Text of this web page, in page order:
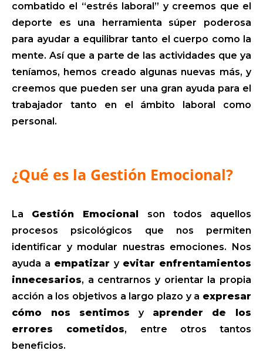
combatido el “estrés laboral” y creemos que el
deporte es una herramienta súper poderosa
para ayudar a equilibrar tanto el cuerpo como la
mente. Así que a parte de las actividades que ya
teníamos, hemos creado algunas nuevas más, y
creemos que pueden ser una gran ayuda para el
trabajador tanto en el ámbito laboral como
personal.
¿Qué es la Gestión Emocional?
La Gestión Emocional son todos aquellos
procesos psicológicos que nos permiten
identificar y modular nuestras emociones. Nos
ayuda a empatizar y evitar enfrentamientos
innecesarios, a centrarnos y orientar la propia
acción a los objetivos a largo plazo y a expresar
cómo nos sentimos y aprender de los
errores cometidos, entre otros tantos
beneficios.